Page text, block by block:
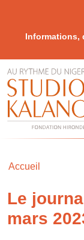
Informations,
Accueil
Le
mars